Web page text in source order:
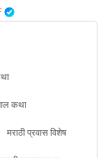
कथा
मराठी प्रवास विशेष